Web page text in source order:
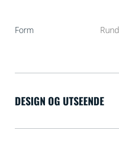
Form Rund
DESIGN OG UTSEENDE